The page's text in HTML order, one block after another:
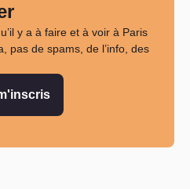
y a à faire et à voir à Paris
pas de spams, de l’info, des